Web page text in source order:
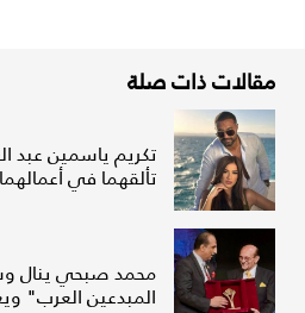
مقالات ذات صلة
تكريم ياسمين عبد
تألقهما في
محمد صبحي ينال
المبدعين العرب"